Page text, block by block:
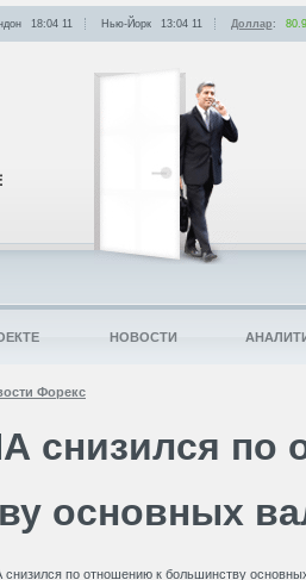
Форекс
снизился по
основных
18:04: 11 Нью-Йорк 13:04: 11 Доллар:
НОВОСТИ